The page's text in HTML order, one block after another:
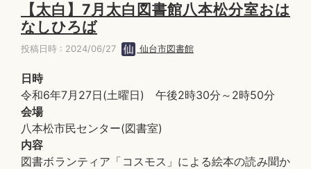
【太白】7月太白図書館八本松分室おは
なしひろば
投稿日時 : 2024/06/27 仙台市図書館
日時
令和6年7月27日(土曜日) 午後2時30分～2時50分
会場
八本松市民センター(図書室)
内容
図書ボランティア「コスモス」による絵本の読み聞か